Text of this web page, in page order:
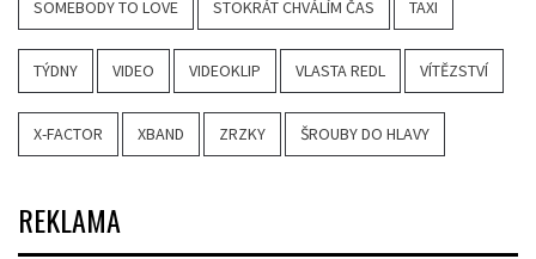
SOMEBODY TO LOVE STOKRÁT CHVÁLÍM ČAS TAXI
TÝDNY VIDEO VIDEOKLIP VLASTA REDL VÍTĚZSTVÍ
X-FACTOR XBAND ZRZKY ŠROUBY DO HLAVY
REKLAMA